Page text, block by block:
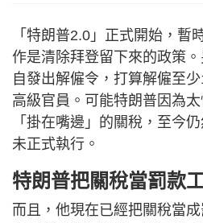
「特朗普2.0」正式開始，暫
作是清除拜登留下來的政策
自發出解僱令，打算解僱至
高級官員。可能特朗普因為
「掛在嘴邊」的關稅，至今
未正式執行。
特朗普把關稅當罰款
而且，他現在已經把關稅當